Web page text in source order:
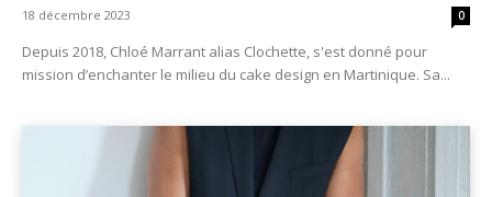
18 décembre 2023 0
Depuis 2018, Chloé Marrant alias Clochette, s'est donné pour
mission d’enchanter le milieu du cake design en Martinique. Sa...